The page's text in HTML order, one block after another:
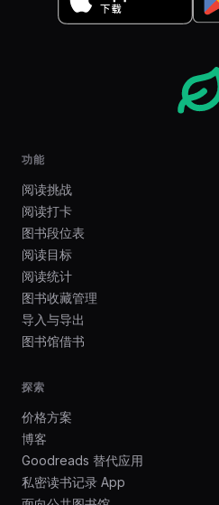
功能
阅读挑战
阅读打卡
图书段位表
阅读目标
阅读统计
图书收藏管理
导入与导出
图书馆借书
探索
价格方案
博客
Goodreads 替代应用
私密读书记录 App